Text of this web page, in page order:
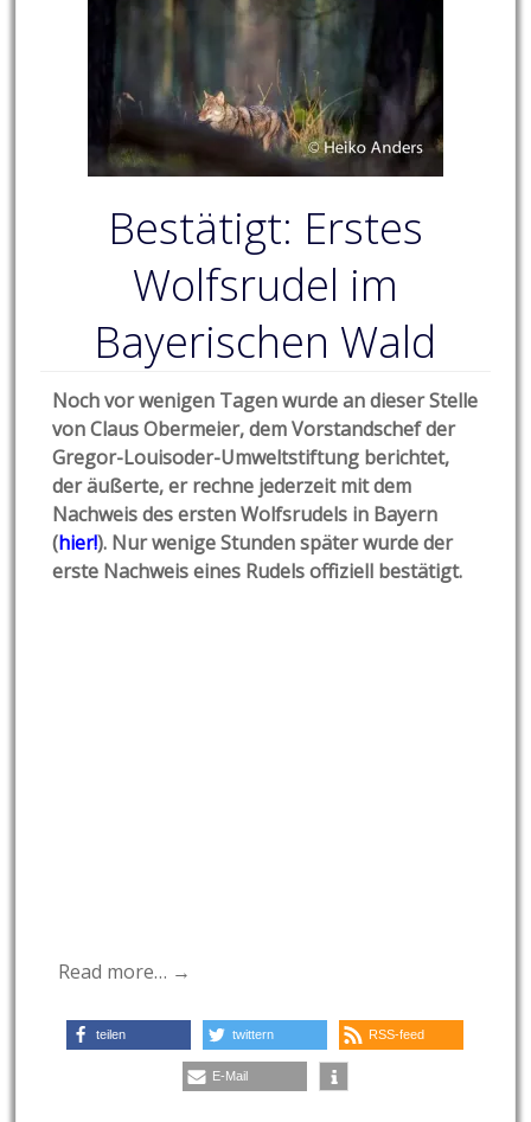
Bestätigt: Erstes
Wolfsrudel im
Bayerischen Wald
Noch vor wenigen Tagen wurde an dieser Stelle
von Claus Obermeier, dem Vorstandschef der
Gregor-Louisoder-Umweltstiftung berichtet,
der äußerte, er rechne jederzeit mit dem
Nachweis des ersten Wolfsrudels in Bayern
(hier!). Nur wenige Stunden später wurde der
erste Nachweis eines Rudels offiziell bestätigt.
Read more… →
teilen twittern RSS-feed
E-Mail